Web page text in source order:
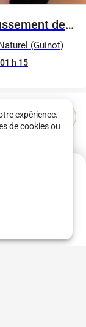
de
de
1h10
(Guinot)
01 h 15
de
place
expérience.
de cookies ou